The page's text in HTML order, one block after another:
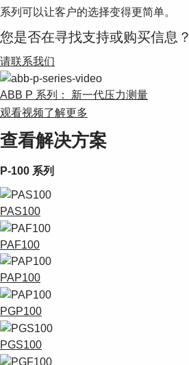
Suggestions
Products
系列可以让客户的选择变得更简单。
您是否在寻找支持或购买信息？
请联系我们
ABB P 系列： 新一代压力测量
观看视频了解更多
查看解决方案
P-100 系列
PAS100
PAF100
PAP100
PGP100
PGS100